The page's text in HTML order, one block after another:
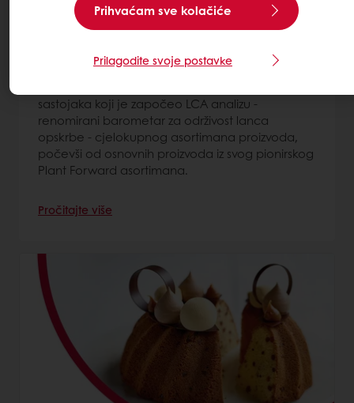
Puratos učvršćuje status lidera - prvi u
sastojaka koji je započeo LCA analizu -
renomirani barometar za održivost lanca
opskrbe - cjelokupnog asortimana proizvoda,
počevši od osnovnih proizvoda iz svog pionirskog
Plant Forward asortimana.
Pročitajte više
Prihvaćam sve kolačiće
Prilagodite svoje postavke